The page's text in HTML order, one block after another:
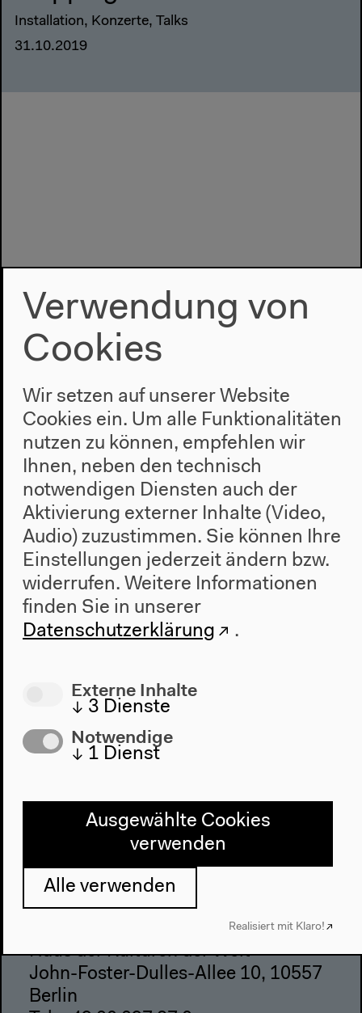
Installation, Konzerte, Talks
31.10.2019
Programm
2022
Das Neue Alphabet
Das Anthropozän am HKW
Haus
Über uns
Architektur
Geschichte
Anfahrt
Barrierefreiheit
Webshop
Datenschutzeinstellungen
Impressum
Haus der Kulturen der Welt
John-Foster-Dulles-Allee 10, 10557
Berlin
Verwendung von
Cookies
Wir setzen auf unserer Website
Cookies ein. Um alle Funktionalitäten
nutzen zu können, empfehlen wir
Ihnen, neben den technisch
notwendigen Diensten auch der
Aktivierung externer Inhalte (Video,
Audio) zuzustimmen. Sie können Ihre
Einstellungen jederzeit ändern bzw.
widerrufen. Weitere Informationen
finden Sie in unserer
Datenschutzerklärung
.
Externe Inhalte
↓ 3 Dienste
Notwendige
↓ 1 Dienst
Ausgewählte Cookies
verwenden
Alle verwenden
Realisiert mit Klaro!